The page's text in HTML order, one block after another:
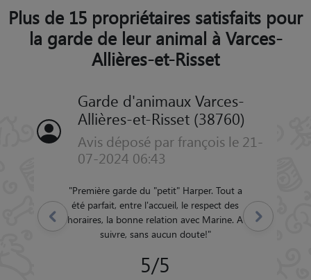
Plus de 15 propriétaires satisfaits pour
la garde de leur animal à Varces-
Allières-et-Risset
Garde d'animaux Varces-
Allières-et-Risset (38760)
Avis déposé par françois le 21-
07-2024 06:43
"Première garde du "petit" Harper. Tout a
été parfait, entre l'accueil, le respect des
horaires, la bonne relation avec Marine. A
suivre, sans aucun doute!"
5/5
Précédent Suivant